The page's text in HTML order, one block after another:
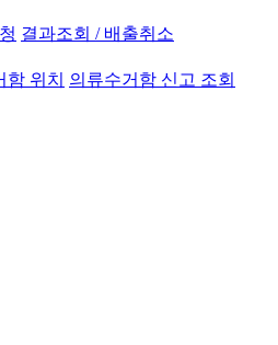
결과조회 / 배출취소
함 위치 의류수거함 신고 조회